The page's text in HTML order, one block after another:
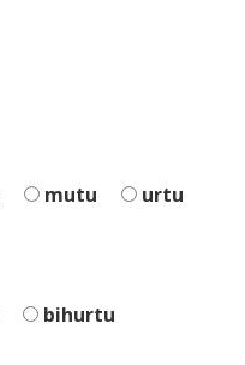
mutu urtu
bihurtu